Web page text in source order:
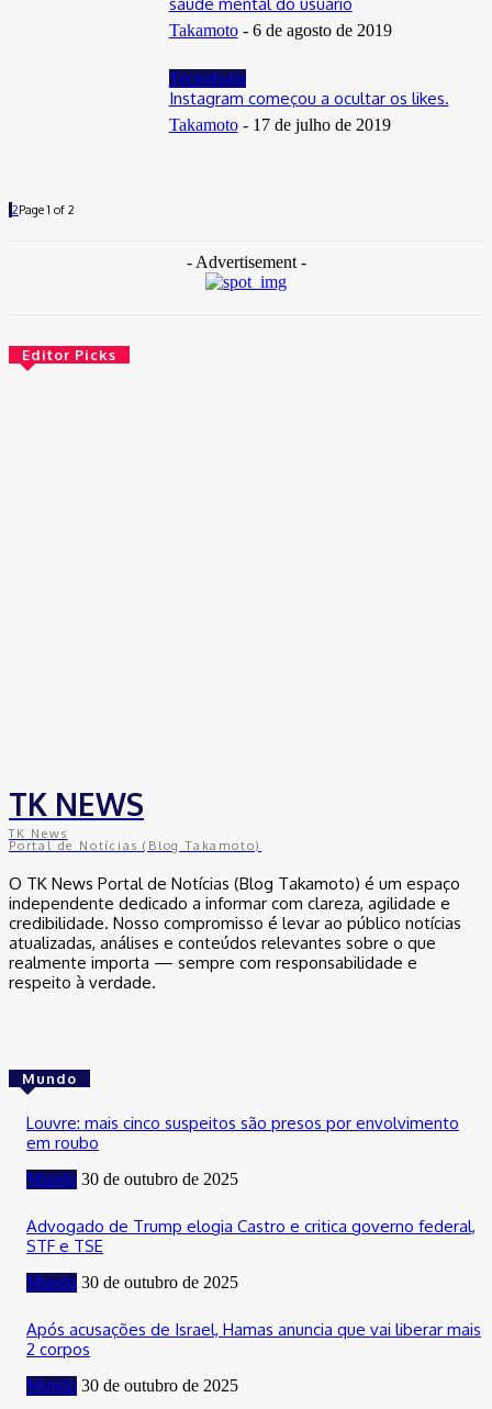
Takamoto - 6 de agosto de 2019
Tecnologia
Instagram começou a ocultar os likes.
Takamoto - 17 de julho de 2019
12Page 1 of 2
- Advertisement -
Editor Picks
TK NEWS
TK News
Portal de Notícias (Blog Takamoto)
O TK News Portal de Notícias (Blog Takamoto) é um espaço
independente dedicado a informar com clareza, agilidade e
credibilidade. Nosso compromisso é levar ao público notícias
atualizadas, análises e conteúdos relevantes sobre o que
realmente importa — sempre com responsabilidade e
respeito à verdade.
Mundo
Louvre: mais cinco suspeitos são presos por envolvimento
em roubo
Mundo 30 de outubro de 2025
Advogado de Trump elogia Castro e critica governo federal,
STF e TSE
Mundo 30 de outubro de 2025
Após acusações de Israel, Hamas anuncia que vai liberar mais
2 corpos
Mundo 30 de outubro de 2025